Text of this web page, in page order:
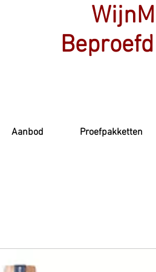
Aanbod Proefpakketten